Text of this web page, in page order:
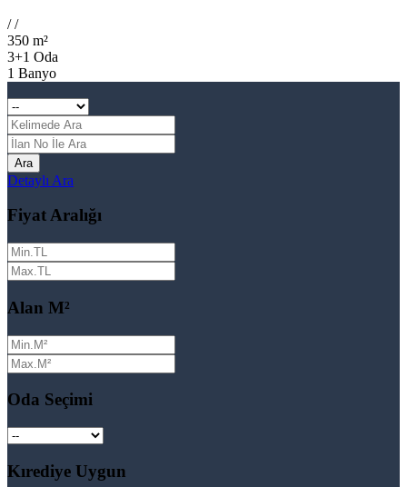
/ /
350 m²
3+1 Oda
1 Banyo
Ara
Detaylı Ara
Fiyat Aralığı
Alan M²
Oda Seçimi
Kırediye Uygun